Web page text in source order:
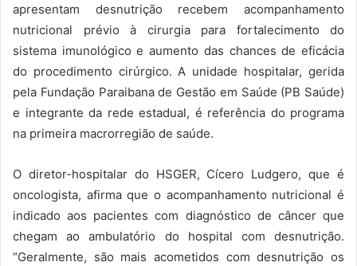
apresentam desnutrição recebem acompanhamento
nutricional prévio à cirurgia para fortalecimento do
sistema imunológico e aumento das chances de eficácia
do procedimento cirúrgico. A unidade hospitalar, gerida
pela Fundação Paraibana de Gestão em Saúde (PB Saúde)
e integrante da rede estadual, é referência do programa
na primeira macrorregião de saúde.
O diretor-hospitalar do HSGER, Cícero Ludgero, que é
oncologista, afirma que o acompanhamento nutricional é
indicado aos pacientes com diagnóstico de câncer que
chegam ao ambulatório do hospital com desnutrição.
“Geralmente, são mais acometidos com desnutrição os